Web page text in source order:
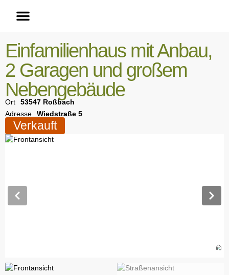
Einfamilienhaus mit Anbau,
2 Garagen und großem
Nebengebäude
Ort
53547 Roßbach
Adresse
Wiedstraße 5
Verkauft